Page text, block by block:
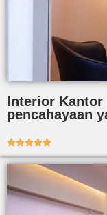
Interior Kantor
pencahayaan
